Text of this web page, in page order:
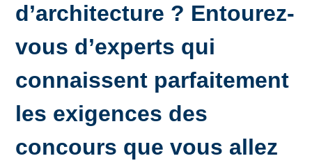
d’architecture ? Entourez-
vous d’experts qui
connaissent parfaitement
les exigences des
concours que vous allez